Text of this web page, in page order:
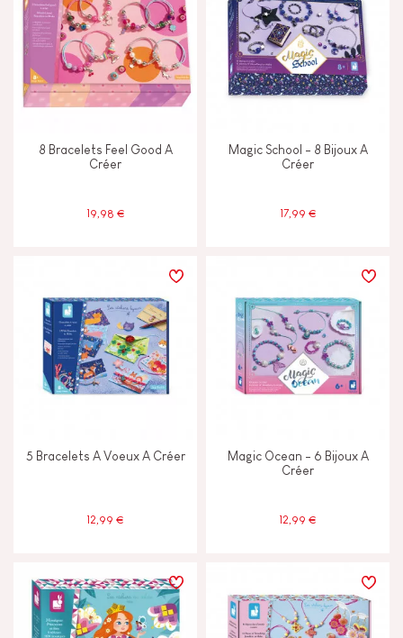
8 Bracelets Feel Good A
Créer
19,98 €
Magic School - 8 Bijoux A
Créer
17,99 €
5 Bracelets A Voeux A Créer
12,99 €
Magic Ocean - 6 Bijoux A
Créer
12,99 €